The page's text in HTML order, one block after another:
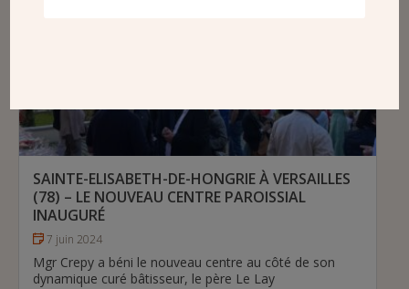
SAINTE-ELISABETH-DE-HONGRIE À VERSAILLES
(78) – LE NOUVEAU CENTRE PAROISSIAL
INAUGURÉ
7 juin 2024
Mgr Crepy a béni le nouveau centre au côté de son
dynamique curé bâtisseur, le père Le Lay